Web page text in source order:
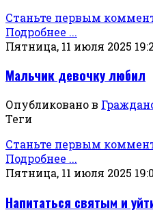
Станьте первым
Подробнее ...
Пятница, 11 июля 2025
Мальчик девочку любил
Опубликовано в
Теги
Станьте первым
Подробнее ...
Пятница, 11 июля 2025
Напитаться святым и